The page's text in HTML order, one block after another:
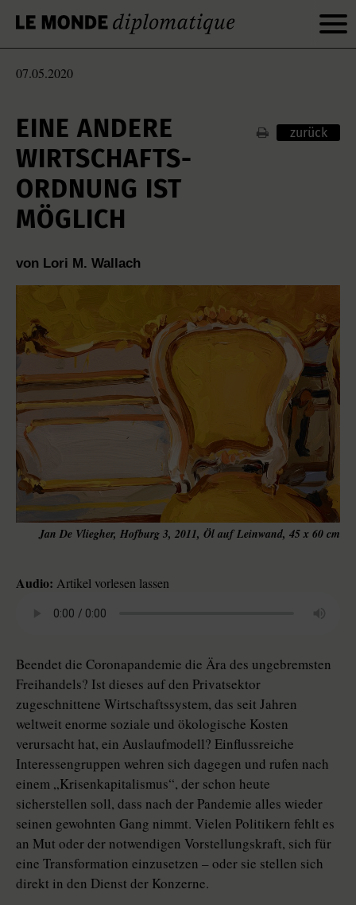
07.05.2020
EINE ANDERE
WIRTSCHAFTS­
ORDNUNG IST
MÖGLICH
zurück
von Lori M. Wallach
Jan De Vliegher, Hofburg 3, 2011, Öl auf Leinwand, 45 x 60 cm
Audio: Artikel vorlesen lassen
Beendet die Coronapandemie die Ära des ungebremsten
Freihandels? Ist dieses auf den Privatsektor
zugeschnittene Wirtschaftssystem, das seit Jahren
weltweit enorme soziale und ökologische Kosten
verursacht hat, ein Auslaufmodell? Einflussreiche
Interessengruppen wehren sich dagegen und rufen nach
einem „Krisenkapitalismus“, der schon heute
sicherstellen soll, dass nach der Pandemie alles wieder
seinen gewohnten Gang nimmt. Vielen Politikern fehlt es
an Mut oder der notwendigen Vorstellungskraft, sich für
eine Transformation einzusetzen – oder sie stellen sich
direkt in den Dienst der Konzerne.